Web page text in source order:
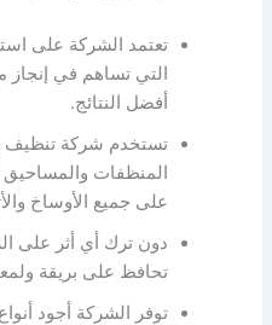
تعتمد الشركة على
التي تساهم في
أفضل النتائج.
تستخدم شركة تنظيف
المنظفات والمساحيق
على جميع الأوساخ
دون ترك أي أثر على
تحافظ على بريقة
توفر الشركة أجود